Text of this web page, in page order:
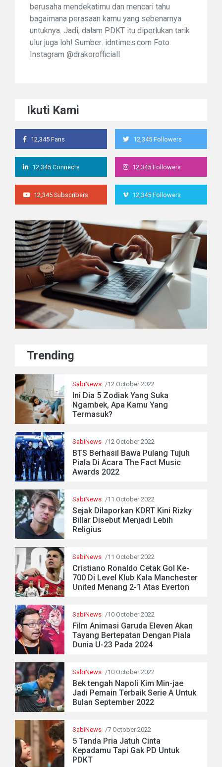
berusaha mendekatimu dan mencari tahu
bagaimana perasaan kamu yang sebenarnya
untuknya. Jadi, dalam PDKT itu diperlukan tarik
ulur juga loh! Sumber: idntimes.com Foto:
Instagram @drakorofficiall
Ikuti Kami
12,345 Fans 12,345 Followers
12,345 Connects 12,345 Followers
12,345 Subscribers 12,345 Followers
Trending
SabiNews /12 October 2022
Ini Dia 5 Zodiak Yang Suka
Ngambek, Apa Kamu Yang
Termasuk?
SabiNews /12 October 2022
BTS Berhasil Bawa Pulang Tujuh
Piala Di Acara The Fact Music
Awards 2022
SabiNews /11 October 2022
Sejak Dilaporkan KDRT Kini Rizky
Billar Disebut Menjadi Lebih
Religius
SabiNews /11 October 2022
Cristiano Ronaldo Cetak Gol Ke-
700 Di Level Klub Kala Manchester
United Menang 2-1 Atas Everton
SabiNews /10 October 2022
Film Animasi Garuda Eleven Akan
Tayang Bertepatan Dengan Piala
Dunia U-23 Pada 2024
SabiNews /10 October 2022
Bek tengah Napoli Kim Min-jae
Jadi Pemain Terbaik Serie A Untuk
Bulan September 2022
SabiNews /7 October 2022
5 Tanda Pria Jatuh Cinta
Kepadamu Tapi Gak PD Untuk
PDKT